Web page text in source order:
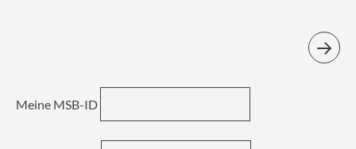
Meine MSB-ID